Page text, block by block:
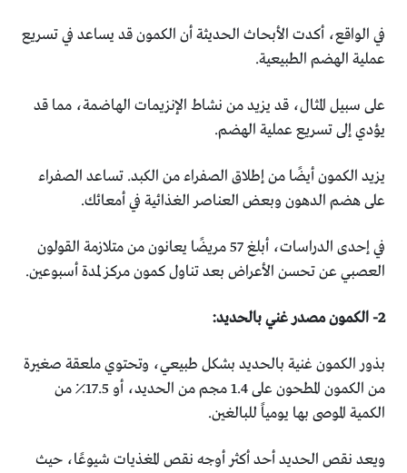
في الواقع، أكدت الأبحاث الحديثة أن الكمون قد يساعد في تسريع
‏عملية الهضم الطبيعية.‏
على سبيل المثال، قد يزيد من نشاط الإنزيمات الهاضمة، مما قد
‏يؤدي إلى تسريع عملية الهضم.‏
يزيد الكمون أيضًا من إطلاق الصفراء من الكبد. تساعد الصفراء
‏على هضم الدهون وبعض العناصر الغذائية في أمعائك.‏
في إحدى الدراسات، أبلغ 57 مريضًا يعانون من متلازمة القولون
‏العصبي‎ ‎عن تحسن الأعراض بعد تناول كمون مركز لمدة أسبوعين.‏
بذور الكمون غنية بالحديد بشكل طبيعي، وتحتوي ملعقة صغيرة
‏من الكمون المطحون على 1.4 مجم من الحديد، أو 17.5٪ من
‏الكمية الموصى بها يومياً للبالغين.‏
ويعد نقص الحديد أحد أكثر أوجه نقص المغذيات شيوعًا، حيث